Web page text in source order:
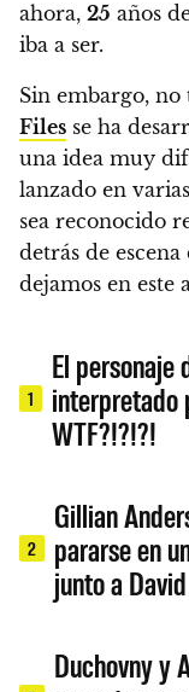
ahora, 25 años
iba a ser.
Sin embargo, no
Files se ha
una idea muy
lanzado en
sea reconocido
detrás de
dejamos en este
1
El personaje
interpretado
WTF?!?!?!
2
Gillian
pararse en
junto a
Duchovny y